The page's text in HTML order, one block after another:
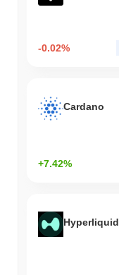
-0.02%
Cardano
+7.42%
Hyperliquid